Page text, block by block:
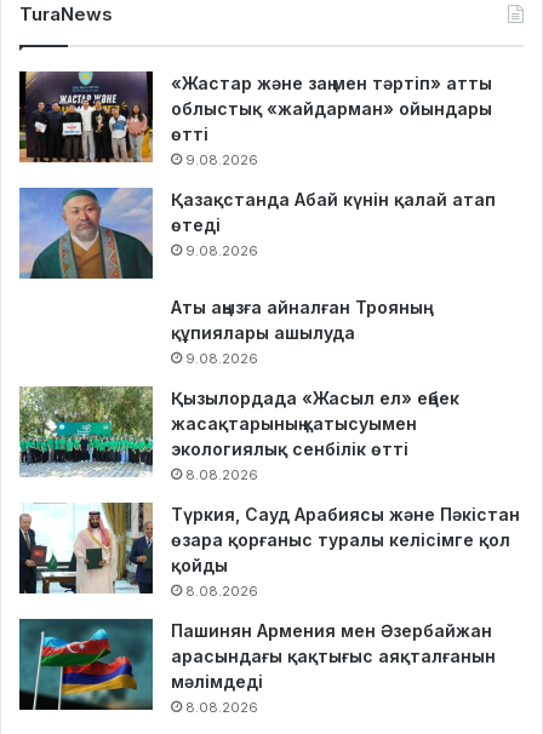
TuraNews
«Жастар және заң мен тәртіп» атты
облыстық «жайдарман» ойындары
өтті
9.08.2026
Қазақстанда Абай күнін қалай атап
өтеді
9.08.2026
Аты аңызға айналған Трояның
құпиялары ашылуда
9.08.2026
Қызылордада «Жасыл ел» еңбек
жасақтарының қатысуымен
экологиялық сенбілік өтті
8.08.2026
Түркия, Сауд Арабиясы және Пәкістан
өзара қорғаныс туралы келісімге қол
қойды
8.08.2026
Пашинян Армения мен Әзербайжан
арасындағы қақтығыс аяқталғанын
мәлімдеді
8.08.2026